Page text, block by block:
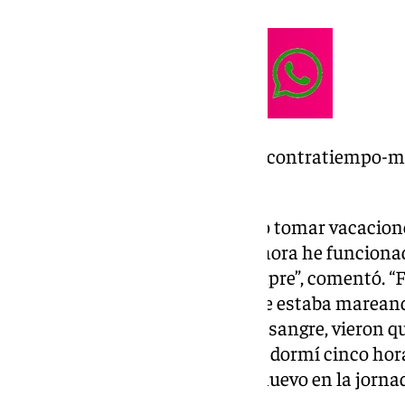
https://www.101tv.es/segundo-contratiempo-
“Tengo la mala costumbre de no tomar
sigo funcionando bien, hasta ahora he
más de lo que nado, lo digo siempre”, comentó.
estuviera al lado mío cuando me estaba
que me hiciera una analítica de sangre, vieron
hotel a dormir, ya menos horas, dormí cinco
nueve de la mañana estaba de nuevo en la